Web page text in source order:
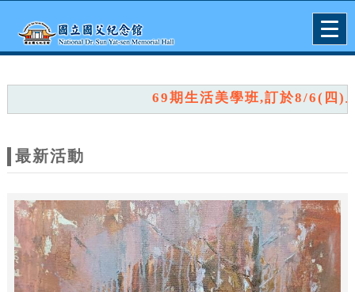
網
站
主
題
69期生活美學班,訂於8/6(四)上午
最新活動